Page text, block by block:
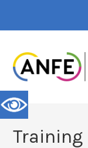
Training